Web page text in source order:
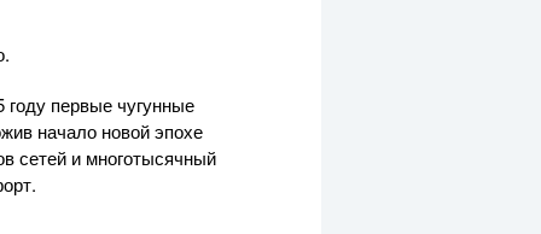
году первые чугунные
начало новой эпохе
сетей и многотысячный